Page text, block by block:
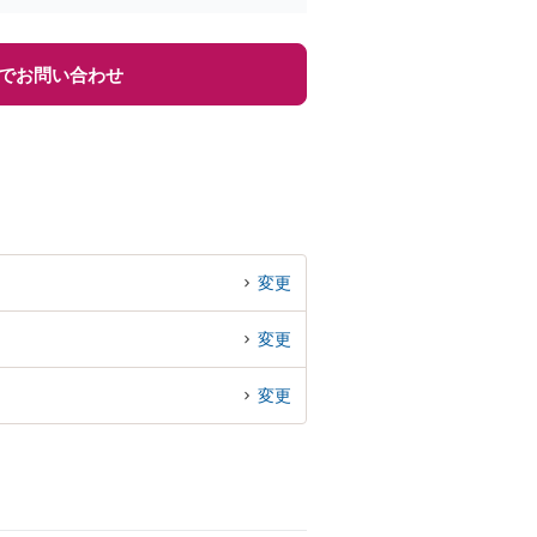
お問い合わせ
変更
変更
変更